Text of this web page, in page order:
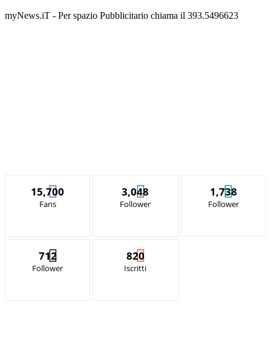
myNews.iT - Per spazio Pubblicitario chiama il 393.5496623
15,700
Fans
3,048
Follower
1,738
Follower
712
Follower
820
Iscritti